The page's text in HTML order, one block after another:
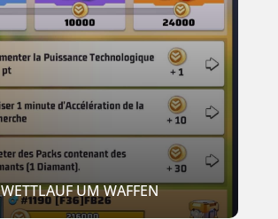
WETTLAUF UM WAFFEN